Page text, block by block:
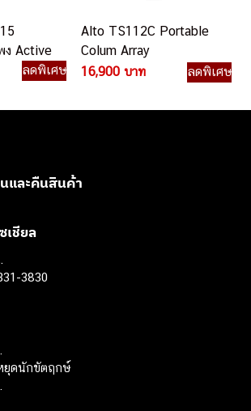
ง Active
ลดพิเศษ
Alto TS112C Portable
Colum Array
Loudspeaker ลำโพง
16,900 บาท ลดพิเศษ
และคืนสินค้า
เชียล
3830
ยุดนักขัตฤกษ์